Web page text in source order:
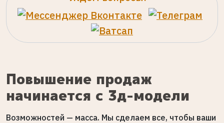
Повышение продаж
начинается с 3д-модели
Возможностей — масса. Мы сделаем все, чтобы ваши